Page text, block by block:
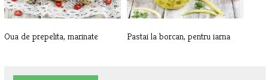
Oua de prepelita, marinate Pastai la borcan, pentru iarna